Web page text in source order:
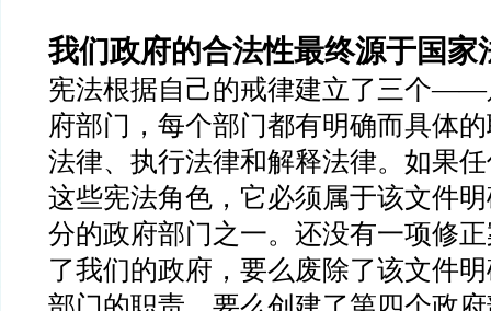
我们政府的合法性最终源于国家
宪法根据自己的戒律建立了三个——
府部门，每个部门都有明确而具体
法律、执行法律和解释法律。如果
这些宪法角色，它必须属于该文件
分的政府部门之一。还没有一项修
了我们的政府，要么废除了该文件